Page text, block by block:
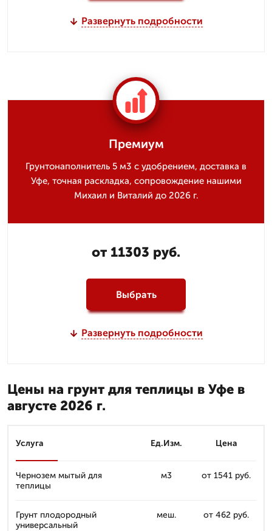
Развернуть подробности
Премиум
Грунтонаполнитель 5 м3 с удобрением, доставка в
Уфе, точная раскладка, сопровождение нашими
Михаил и Виталий до 2026 г.
от 11303 руб.
Выбрать
Развернуть подробности
Цены на грунт для теплицы в Уфе в
августе 2026 г.
Услуга Ед.Изм. Цена
Чернозем мытый для
теплицы
м3 от 1541 руб.
Грунт плодородный
универсальный
меш. от 462 руб.